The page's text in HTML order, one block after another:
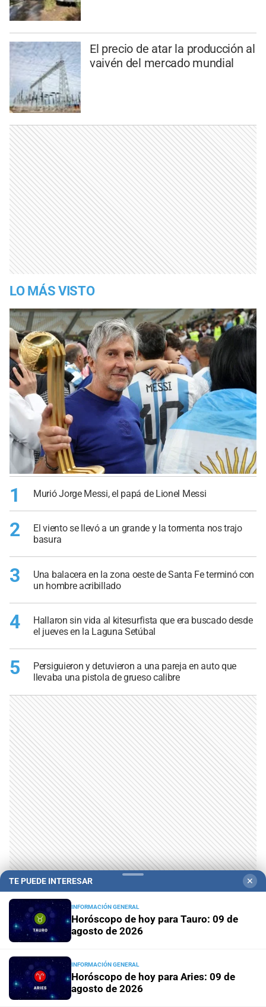
El precio de atar la producción al
vaivén del mercado mundial
LO MÁS VISTO
1 Murió Jorge Messi, el papá de Lionel Messi
2
El viento se llevó a un grande y la tormenta nos trajo
basura
3
Una balacera en la zona oeste de Santa Fe terminó con
un hombre acribillado
4
Hallaron sin vida al kitesurfista que era buscado desde
el jueves en la Laguna Setúbal
5
Persiguieron y detuvieron a una pareja en auto que
llevaba una pistola de grueso calibre
TE PUEDE INTERESAR ✕
INFORMACIÓN GENERAL
Horóscopo de hoy para Tauro: 09 de
agosto de 2026
INFORMACIÓN GENERAL
Horóscopo de hoy para Aries: 09 de
agosto de 2026